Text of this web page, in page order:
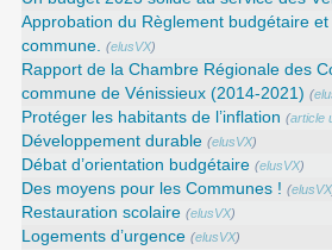
Approbation du Règlement budgétaire
commune. (elusVX)
Rapport de la Chambre Régionale des
commune de Vénissieux (2014-2021) (
Protéger les habitants de l’inflation (article
Développement durable (elusVX)
Débat d’orientation budgétaire (elusVX)
Des moyens pour les Communes ! (elusVX
Restauration scolaire (elusVX)
Logements d’urgence (elusVX)